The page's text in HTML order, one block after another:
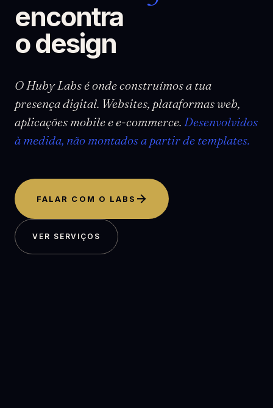
encontra
o design
O Huby Labs é onde construímos a tua
presença digital. Websites, plataformas web,
aplicações mobile e e-commerce. Desenvolvidos
à medida, não montados a partir de templates.
FALAR COM O LABS
VER SERVIÇOS